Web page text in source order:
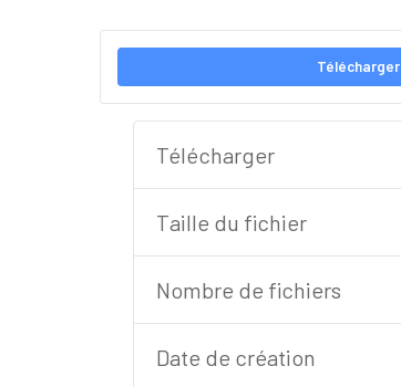
Télécharger
Télécharger
Taille du fichier
Nombre de fichiers
Date de création